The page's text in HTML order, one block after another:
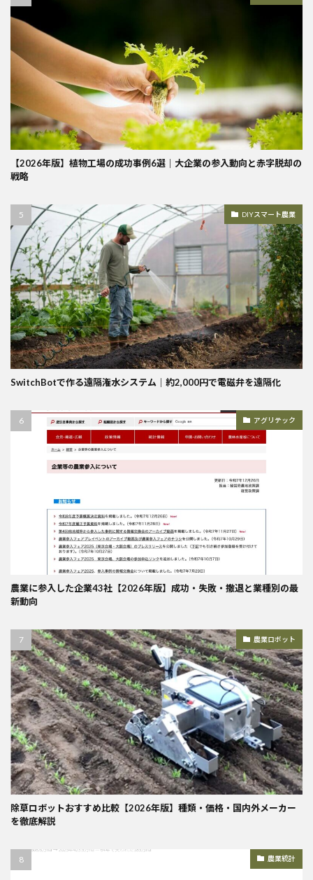
【2026年版】植物工場の成功事例6選｜大企業の参入動向と赤字脱却の
戦略
DIYスマート農業
SwitchBotで作る遠隔潅水システム｜約2,000円で電磁弁を遠隔化
アグリテック
農業に参入した企業43社【2026年版】成功・失敗・撤退と業種別の最
新動向
農業ロボット
除草ロボットおすすめ比較【2026年版】種類・価格・国内外メーカー
を徹底解説
農業統計